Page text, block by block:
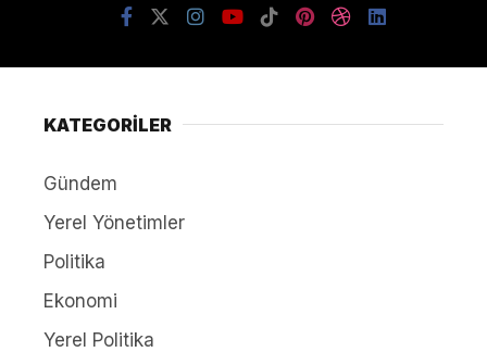
KATEGORİLER
Gündem
Yerel Yönetimler
Politika
Ekonomi
Yerel Politika